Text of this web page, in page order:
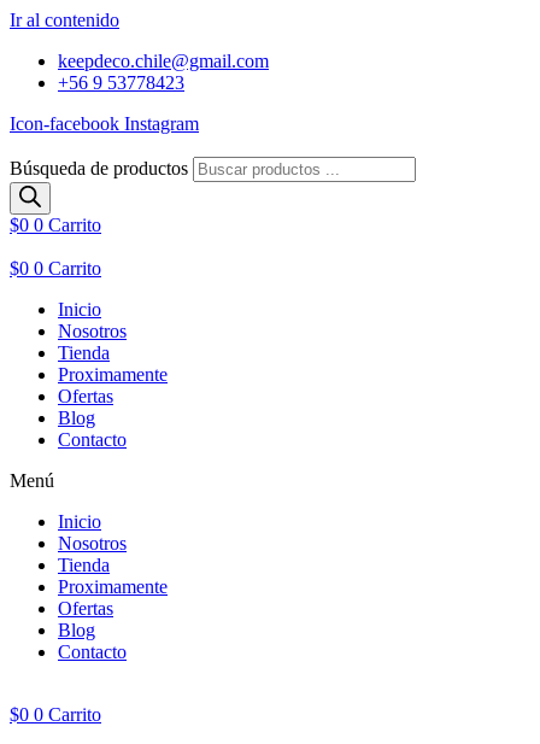
Ir al contenido
keepdeco.chile@gmail.com
+56 9 53778423
Icon-facebook Instagram
Búsqueda de productos
$0 0 Carrito
$0 0 Carrito
Inicio
Nosotros
Tienda
Proximamente
Ofertas
Blog
Contacto
Menú
Inicio
Nosotros
Tienda
Proximamente
Ofertas
Blog
Contacto
$0 0 Carrito